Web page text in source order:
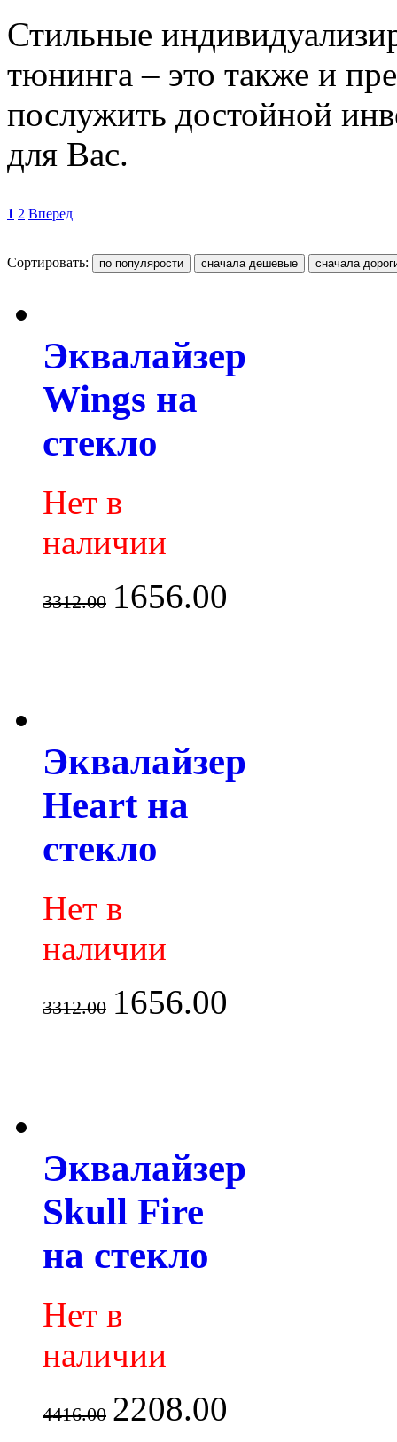
Стильные
тюнинга – это также и
послужить достойной
для Вас.
1 2 Вперед
Сортировать:
Эквалайзер
Wings на
стекло
Нет в
наличии
3312.00 1656.00
Эквалайзер
Heart на
стекло
Нет в
наличии
3312.00 1656.00
Эквалайзер
Skull Fire
на стекло
Нет в
наличии
4416.00 2208.00